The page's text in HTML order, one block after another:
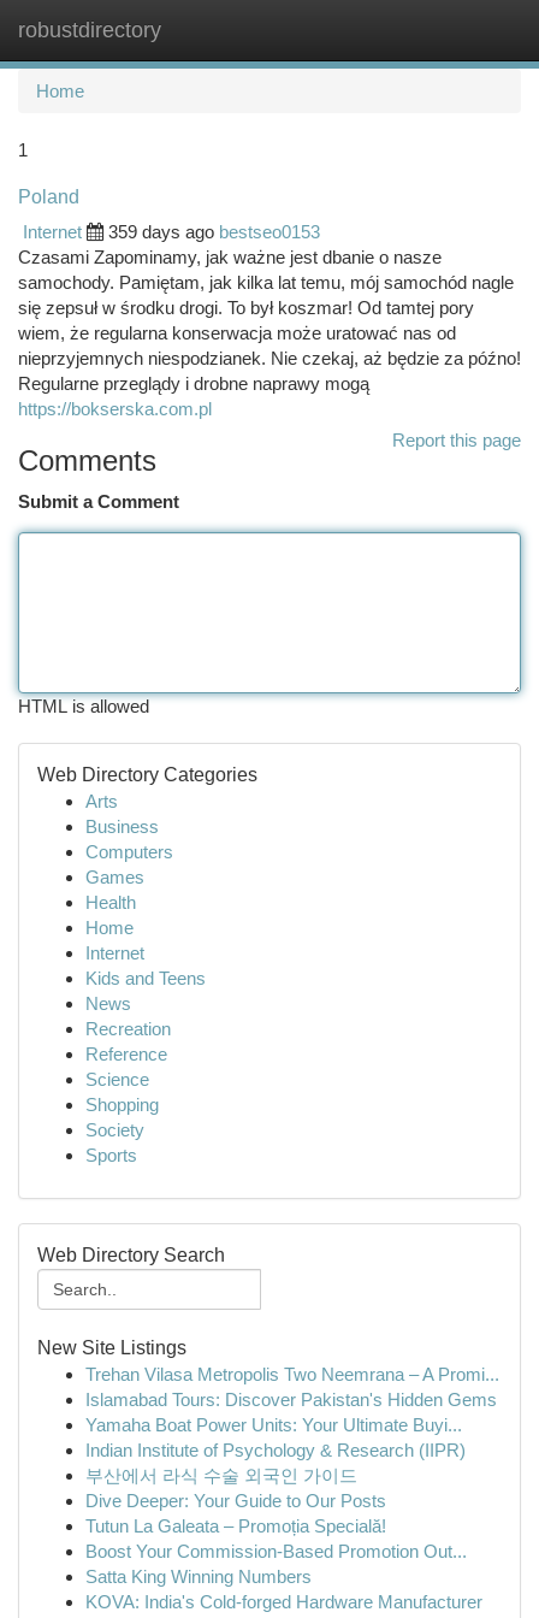
robustdirectory
Home
1
Poland
Internet
359 days ago bestseo0153
Czasami Zapominamy, jak ważne jest dbanie o nasze
samochody. Pamiętam, jak kilka lat temu, mój samochód nagle
się zepsuł w środku drogi. To był koszmar! Od tamtej pory
wiem, że regularna konserwacja może uratować nas od
nieprzyjemnych niespodzianek. Nie czekaj, aż będzie za późno!
Regularne przeglądy i drobne naprawy mogą
https://bokserska.com.pl
Report this page
Comments
Submit a Comment
HTML is allowed
Web Directory Categories
Arts
Business
Computers
Games
Health
Home
Internet
Kids and Teens
News
Recreation
Reference
Science
Shopping
Society
Sports
Web Directory Search
New Site Listings
Trehan Vilasa Metropolis Two Neemrana – A Promi...
Islamabad Tours: Discover Pakistan's Hidden Gems
Yamaha Boat Power Units: Your Ultimate Buyi...
Indian Institute of Psychology & Research (IIPR)
부산에서 라식 수술 외국인 가이드
Dive Deeper: Your Guide to Our Posts
Tutun La Galeata – Promoția Specială!
Boost Your Commission-Based Promotion Out...
Satta King Winning Numbers
KOVA: India's Cold-forged Hardware Manufacturer